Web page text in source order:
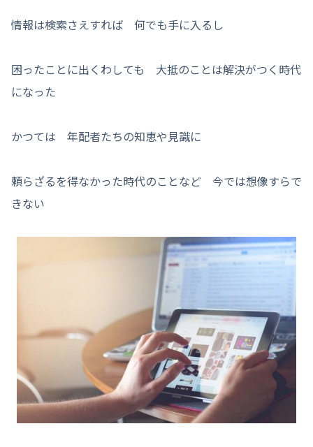
情報は検索さえすれば 何でも手に入るし
困ったことに出くわしても 大抵のことは解決がつく時代
になった
かつては 年配者たちの知恵や見識に
頼らざるを得なかった時代のことなど 今では想像すらで
きない